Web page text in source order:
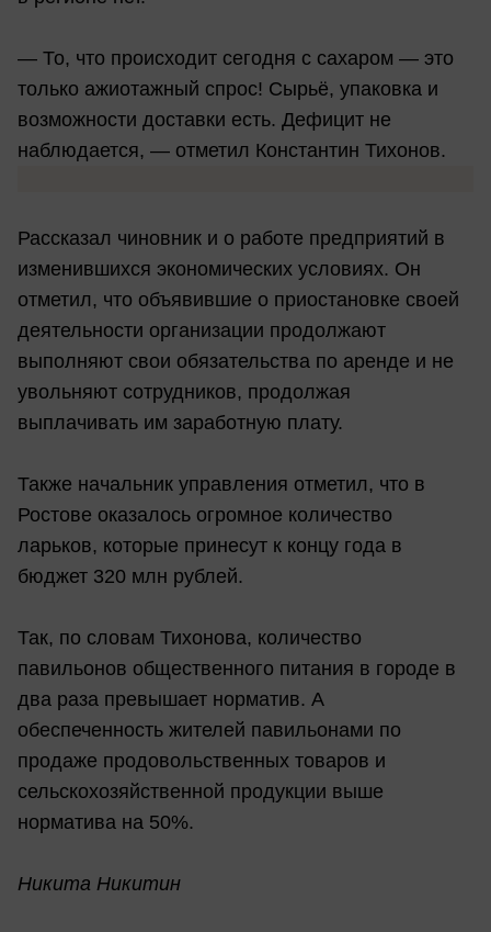
— То, что происходит сегодня с сахаром — это
только ажиотажный спрос! Сырьё, упаковка и
возможности доставки есть. Дефицит не
наблюдается, — отметил Константин Тихонов.
Рассказал чиновник и о работе предприятий в
изменившихся экономических условиях. Он
отметил, что объявившие о приостановке своей
деятельности организации продолжают
выполняют свои обязательства по аренде и не
увольняют сотрудников, продолжая
выплачивать им заработную плату.
Также начальник управления отметил, что в
Ростове оказалось огромное количество
ларьков, которые принесут к концу года в
бюджет 320 млн рублей.
Так, по словам Тихонова, количество
павильонов общественного питания в городе в
два раза превышает норматив. А
обеспеченность жителей павильонами по
продаже продовольственных товаров и
сельскохозяйственной продукции выше
норматива на 50%.
Никита Никитин